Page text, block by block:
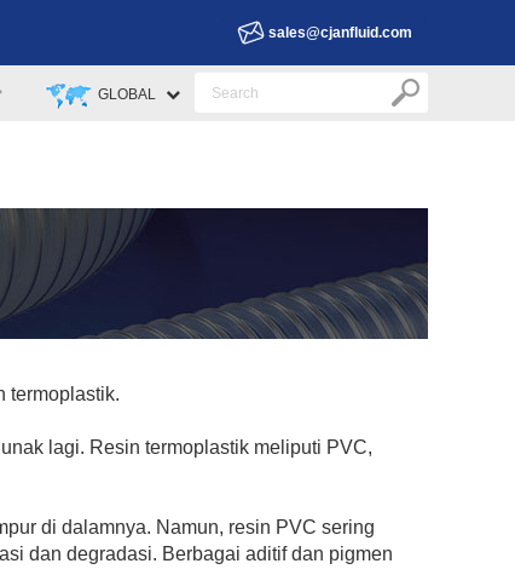
sales@cjanfluid.com
GLOBAL
termoplastik.
lagi. Resin termoplastik meliputi PVC,
di dalamnya. Namun, resin PVC sering
dan degradasi. Berbagai aditif dan pigmen